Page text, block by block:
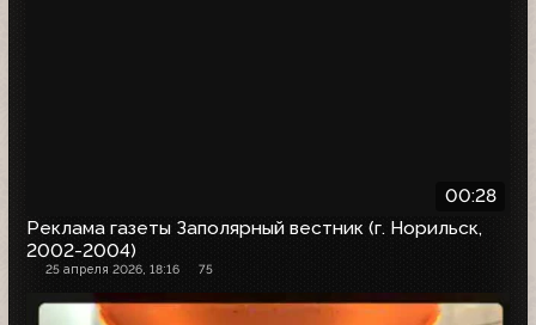
00:28
Реклама газеты Заполярный вестник (г. Норильск,
2002-2004)
25 апреля 2026, 18:16 75